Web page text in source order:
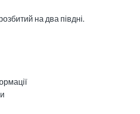
на два півдні.